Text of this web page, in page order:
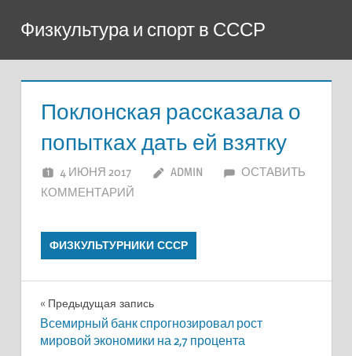
содержимому
Физкультура и спорт в СССР
Поклонская рассказала о
попытках дать ей взятку
4 ИЮНЯ 2017 ADMIN
ОСТАВИТЬ
КОММЕНТАРИЙ
ФИЗКУЛЬТУРНИКИ СССР
Навигация
по
Предыдущая запись
Всемирный банк спрогнозировал рост
мировой экономики на 2,7 процента